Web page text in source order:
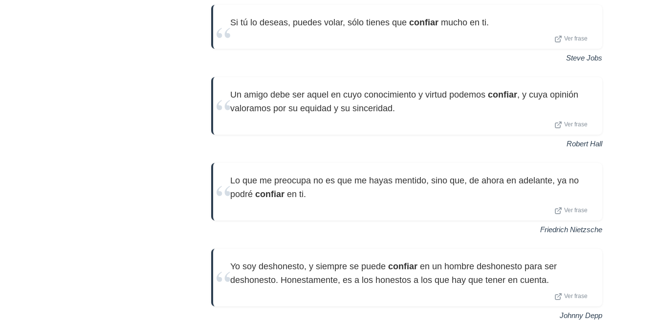
Si tú lo deseas, puedes volar, sólo tienes que confiar mucho en ti.
Ver frase
Steve Jobs
Un amigo debe ser aquel en cuyo conocimiento y virtud podemos confiar, y cuya opinión
valoramos por su equidad y su sinceridad.
Ver frase
Robert Hall
Lo que me preocupa no es que me hayas mentido, sino que, de ahora en adelante, ya no
podré confiar en ti.
Ver frase
Friedrich Nietzsche
Yo soy deshonesto, y siempre se puede confiar en un hombre deshonesto para ser
deshonesto. Honestamente, es a los honestos a los que hay que tener en cuenta.
Ver frase
Johnny Depp